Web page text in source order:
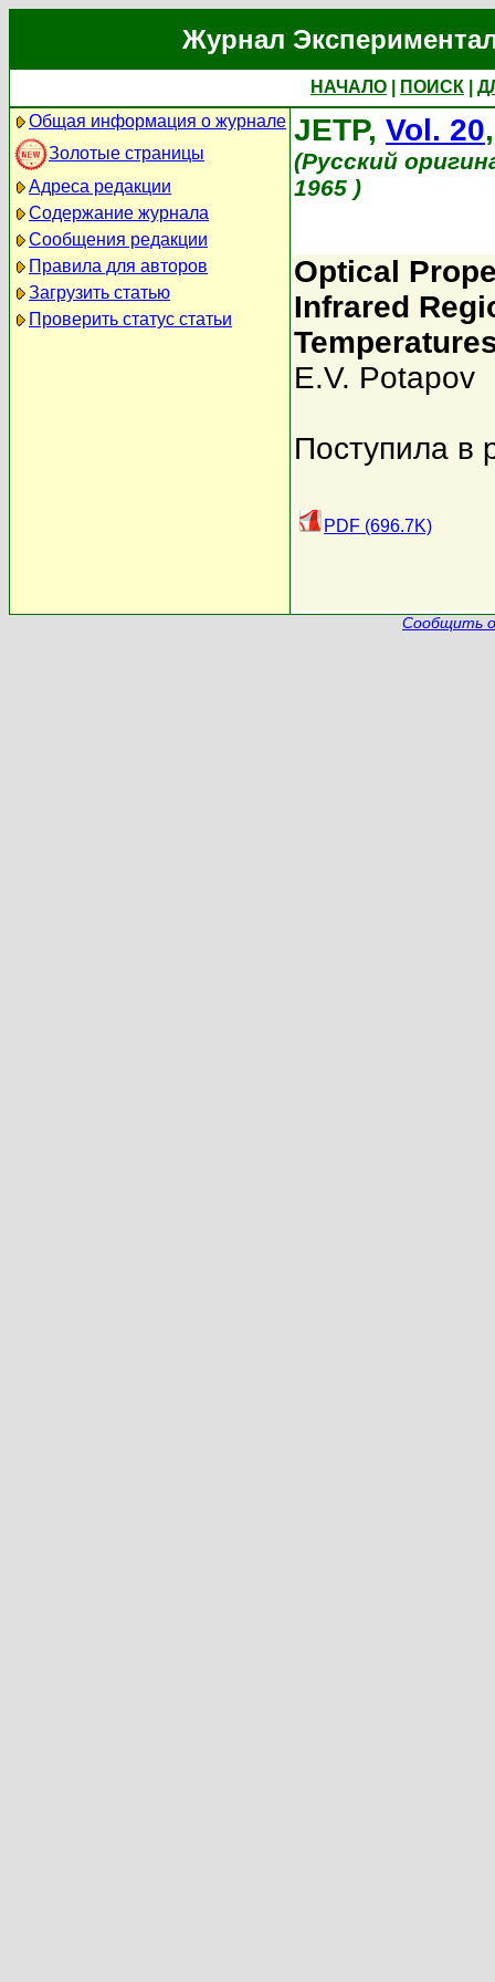
Журнал
НАЧАЛО ПОИСК
Общая информация о журнале
Золотые страницы
Адреса редакции
Содержание журнала
Сообщения редакции
Правила для авторов
Загрузить статью
Проверить статус статьи
JETP, Vol. 20
(Русский
1965 )
Optical
Infrared
E.V. Potapov
Поступила в
PDF (696.7K)
Сообщить о